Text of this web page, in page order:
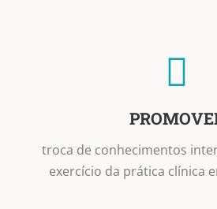
troca de conhecimentos
exercício da prática clínica